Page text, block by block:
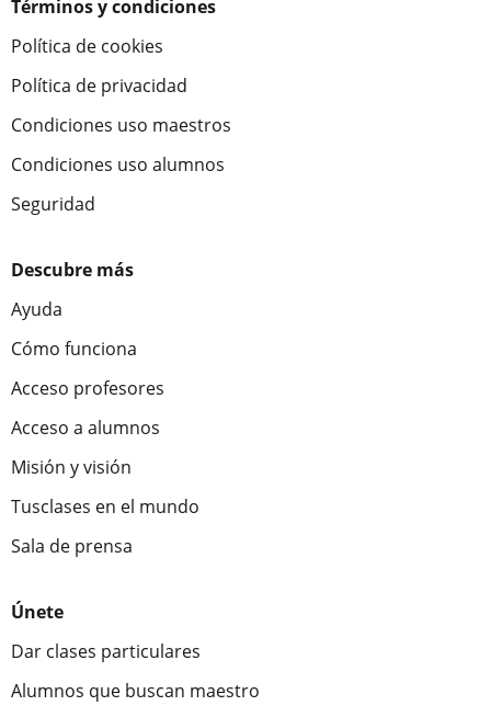
Términos y condiciones
Política de cookies
Política de privacidad
Condiciones uso maestros
Condiciones uso alumnos
Seguridad
Descubre más
Ayuda
Cómo funciona
Acceso profesores
Acceso a alumnos
Misión y visión
Tusclases en el mundo
Sala de prensa
Únete
Dar clases particulares
Alumnos que buscan maestro